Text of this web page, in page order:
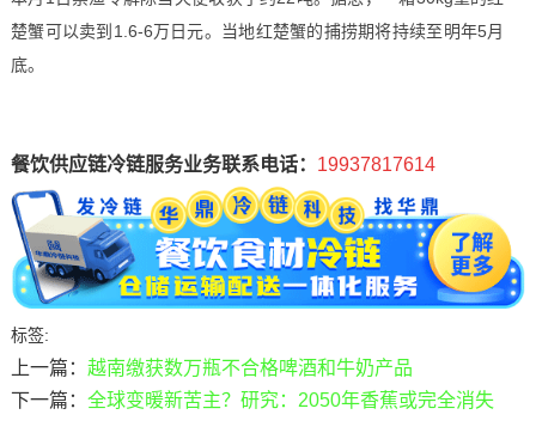
楚蟹可以卖到1.6-6万日元。当地红楚蟹的捕捞期将持续至明年5月
底。
餐饮供应链冷链服务业务联系电话： 19937817614
标签:
上一篇： 越南缴获数万瓶不合格啤酒和牛奶产品
下一篇： 全球变暖新苦主？研究：2050年香蕉或完全消失